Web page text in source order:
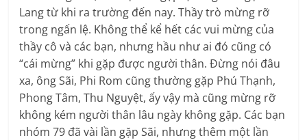
Lang từ khi ra trường đến nay. Thầy trò mừng rỡ
trong ngấn lệ. Không thể kể hết các vui mừng của
thầy cô và các bạn, nhưng hầu như ai đó cũng có
“cái mừng” khi gặp được người thân. Đừng nói đâu
xa, ông Sãi, Phi Rom cũng thường gặp Phú Thạnh,
Phong Tâm, Thu Nguyệt, ấy vậy mà cũng mừng rỡ
không kém người thân lâu ngày không gặp. Các bạn
nhóm 79 đã vài lần gặp Sãi, nhưng thêm một lần